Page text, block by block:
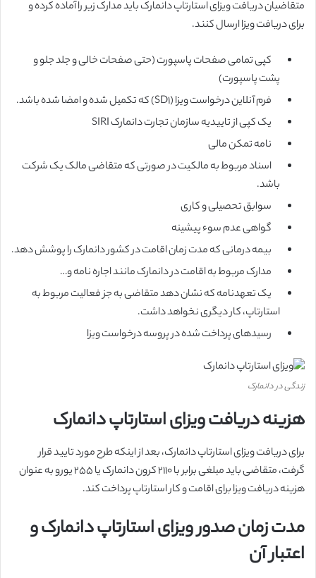
متقاضیان دریافت ویزای استارتاپ دانمارک باید مدارک زیر را آماده کرده و
برای دریافت ویزا ارسال کنند.
کپی تمامی صفحات پاسپورت (حتی صفحات خالی و جلد جلو و
پشت پاسپورت)
فرم آنلاین درخواست ویزا (SD1) که تکمیل شده و امضا شده باشد.
یک کپی از تاییدیه سازمان تجارت دانمارک SIRI
نامه تمکن مالی
اسناد مربوط به مالکیت در صورتی که متقاضی مالک یک شرکت
باشد.
سوابق تحصیلی و کاری
گواهی عدم سوء پیشینه
بیمه درمانی که مدت زمان اقامت در کشور دانمارک را پوشش دهد.
مدارک مربوط به اقامت در دانمارک مانند اجاره نامه و…
یک تعهدنامه که نشان دهد متقاضی به جز فعالیت مربوط به
استارتاپ، کار دیگری نخواهد داشت.
رسیدهای پرداخت شده در پروسه درخواست ویزا
زندگی در دانمارک
هزینه دریافت ویزای استارتاپ دانمارک
برای دریافت ویزای استارتاپ دانمارک، بعد از اینکه طرح مورد تایید قرار
گرفت، متقاضی باید مبلغی برابر با ۲۱۱۰ کرون دانمارک یا ۲۵۵ یورو به عنوان
هزینه دریافت ویزا برای اقامت و کار استارتاپ پرداخت کند.
مدت زمان صدور ویزای استارتاپ دانمارک و
اعتبار آن